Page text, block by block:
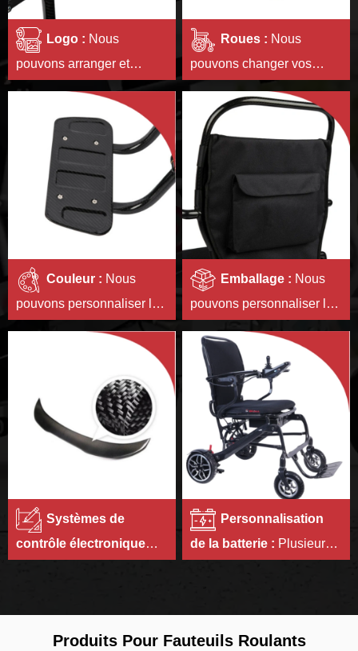
Logo : Nous
pouvons arranger et
imprimer ou les coller sur
les produits de manière
esthétique.
Roues : Nous
pouvons changer vos
moyeux.
Couleur : Nous
pouvons personnaliser la
Emballage : Nous
pouvons personnaliser le
carton pour vous, et
imprimer les instructions
correspondant à votre
marque.
Systèmes de
contrôle électronique
de moteur en fonction des
Personnalisation
de la batterie : Plusieurs
Produits Pour Fauteuils Roulants